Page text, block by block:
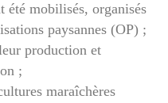
mobilisés, organisés
paysannes (OP) ;
production et
;
maraîchères